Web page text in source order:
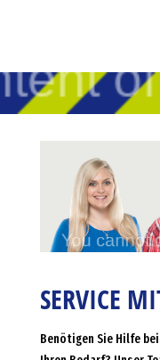
SERVICE
Benötigen Sie Hilfe